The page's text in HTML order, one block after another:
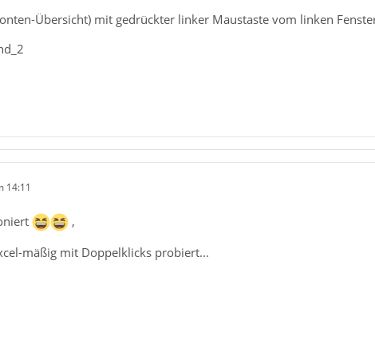
Übersicht) mit gedrückter linker Maustaste vom linken
14:11
,
mäßig mit Doppelklicks probiert...